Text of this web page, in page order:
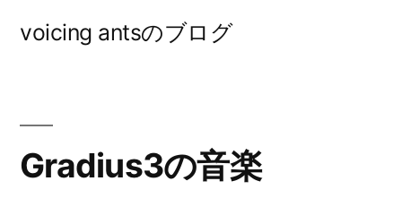
voicing antsのブログ
Gradius3の音楽